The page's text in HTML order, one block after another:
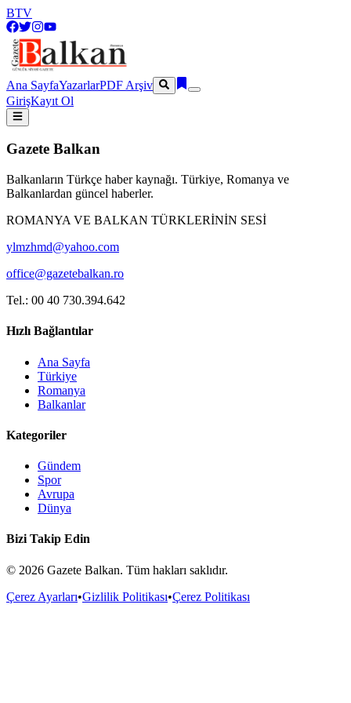
BTV
Ana SayfaYazarlarPDF Arşiv
GirişKayıt Ol
Gazete Balkan
Balkanların Türkçe haber kaynağı. Türkiye, Romanya ve
Balkanlardan güncel haberler.
ROMANYA VE BALKAN TÜRKLERİNİN SESİ
ylmzhmd@yahoo.com
office@gazetebalkan.ro
Tel.: 00 40 730.394.642
Hızlı Bağlantılar
Ana Sayfa
Türkiye
Romanya
Balkanlar
Kategoriler
Gündem
Spor
Avrupa
Dünya
Bizi Takip Edin
© 2026 Gazete Balkan. Tüm hakları saklıdır.
Çerez Ayarları•Gizlilik Politikası•Çerez Politikası